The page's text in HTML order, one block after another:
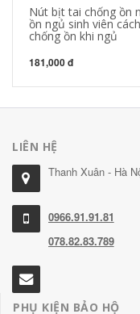
Nút bịt tai chống ồn
ồn ngủ sinh viên
chống ồn khi ngủ
181,000 đ
LIÊN HỆ
Thanh Xuân - Hà
0966.91.91.81
078.82.83.789
PHỤ KIỆN BẢO HỘ